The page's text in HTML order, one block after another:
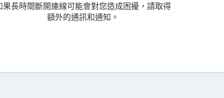
果長時間斷開連線可能會對您造成困擾，請取得
額外的通訊和通知。